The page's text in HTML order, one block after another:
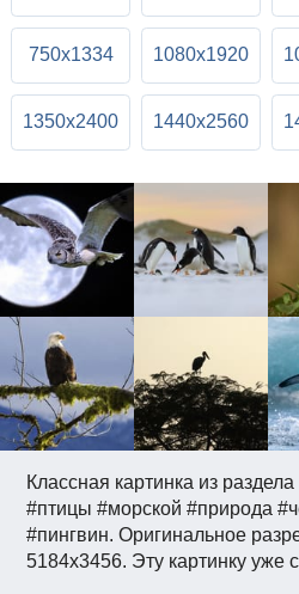
Классная картинка из
#птицы #морской #природа
#пингвин. Оригинальное
5184x3456. Эту картинку уже
750x1334 1080x1920
1350x2400 1440x2560